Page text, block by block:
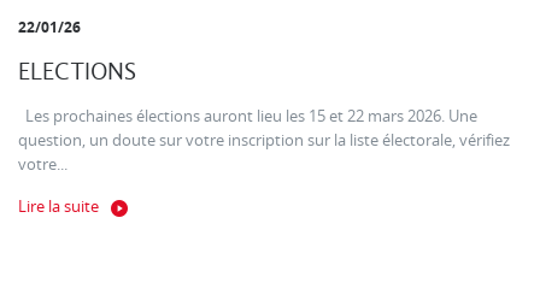
22/01/26
ELECTIONS
Les prochaines élections auront lieu les 15 et 22 mars 2026. Une
question, un doute sur votre inscription sur la liste électorale, vérifiez
votre...
Lire la suite